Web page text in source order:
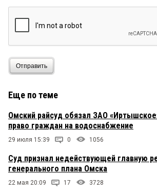
Отправить
Еще по теме
Омский райсуд обязал ЗАО
право граждан на водоснабжение
29 июля 15:39 0 1056
Суд признал недействующей главную
генерального плана Омска
22 мая 20:09 17 3728